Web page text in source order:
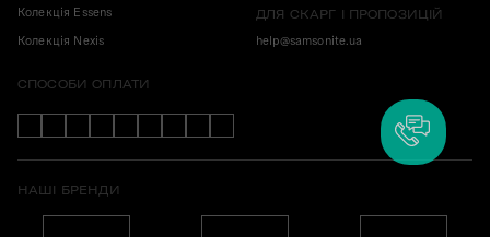
Колекція Essens
Колекція Nexis
ДЛЯ СКАРГ І ПРОПОЗИЦІЙ
help@samsonite.ua
СПОСОБИ ОПЛАТИ
НАШІ БРЕНДИ